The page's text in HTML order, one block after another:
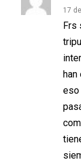
17
Frs
han
eso